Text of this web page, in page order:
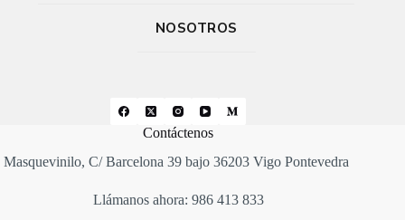
NOSOTROS
Contáctenos
Masquevinilo, C/ Barcelona 39 bajo 36203 Vigo Pontevedra
Llámanos ahora: 986 413 833